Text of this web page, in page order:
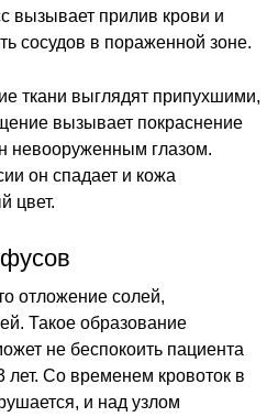
вызывает прилив крови и
сосудов в пораженной зоне.
ткани выглядят припухшими,
вызывает покраснение
невооруженным глазом.
он спадает и кожа
цвет.
отложение солей,
Такое образование
не беспокоить пациента
Со временем кровоток в
и над узлом